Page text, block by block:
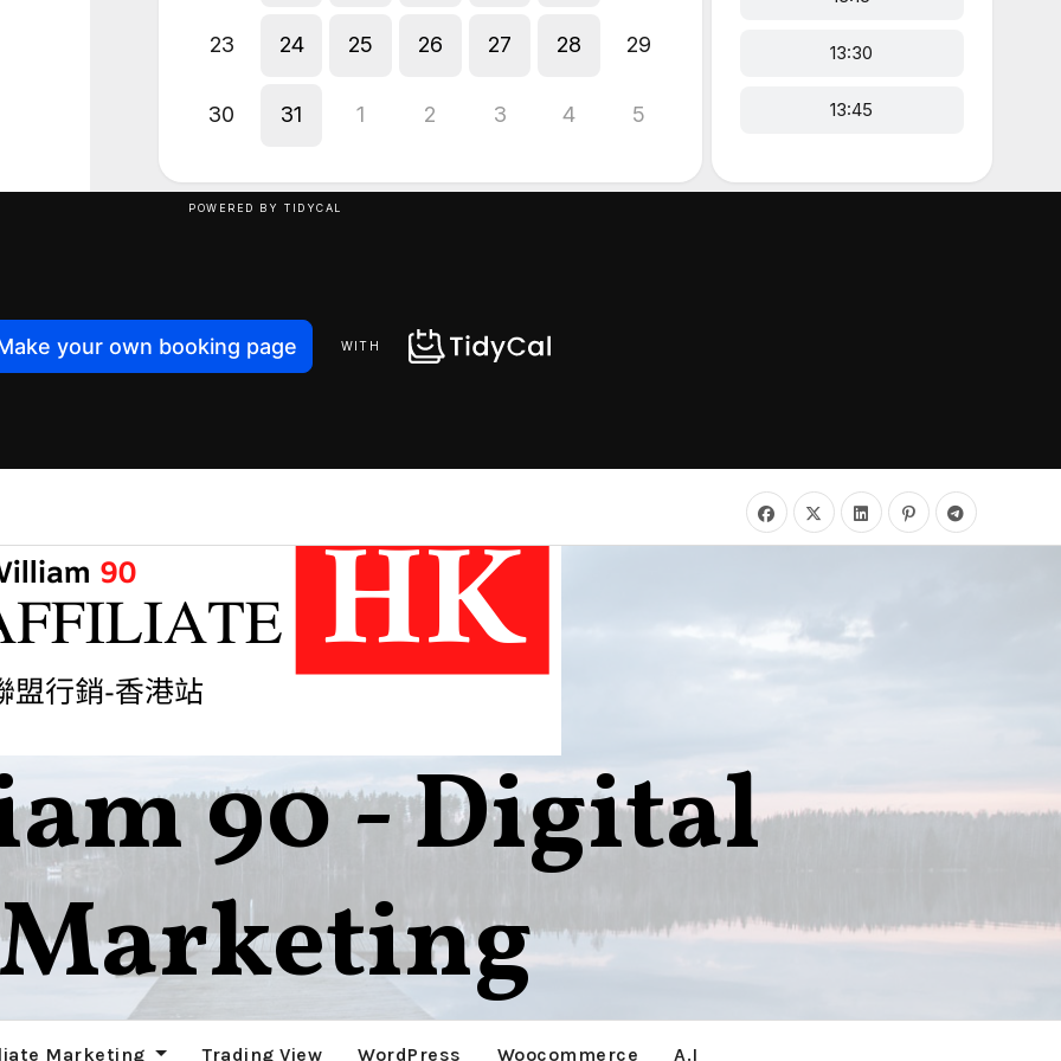
90 - Digital
數碼行銷網絡 ，E-mail 行銷，聯盟行銷。
Marketing Trading View WordPress Woocommerce A.I